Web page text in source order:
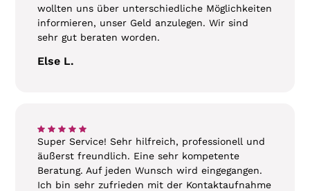
wollten uns über unterschiedliche Möglichkeiten
informieren, unser Geld anzulegen. Wir sind
sehr gut beraten worden.
Else L.
‍Super Service! Sehr hilfreich, professionell und
äußerst freundlich. Eine sehr kompetente
Beratung. Auf jeden Wunsch wird eingegangen.
Ich bin sehr zufrieden mit der Kontaktaufnahme